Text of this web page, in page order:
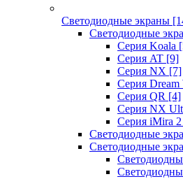
Светодиодные экраны
Светодиодные
Cерия Koala
Серия AT [9]
Серия NX [7]
Серия Dream
Серия QR [4]
Серия NX
Серия iMira 2
Светодиодные
Светодиодные